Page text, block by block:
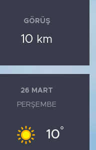
GÖRÜŞ
10 km
26 MART
PERŞEMBE
10°